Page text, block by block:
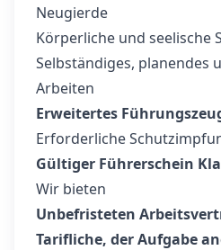
Neugierde
Körperliche und seelische
Selbständiges, planendes
Arbeiten
Erweitertes
Erforderliche
Gültiger Führerschein
Wir bieten
Unbefristeten
Tarifliche, der Aufgabe